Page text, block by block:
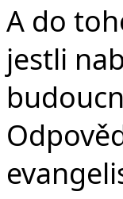
A do
jestli